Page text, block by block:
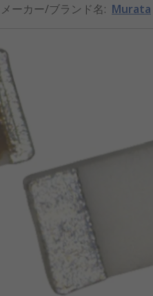
メーカー/ブランド名: Murata